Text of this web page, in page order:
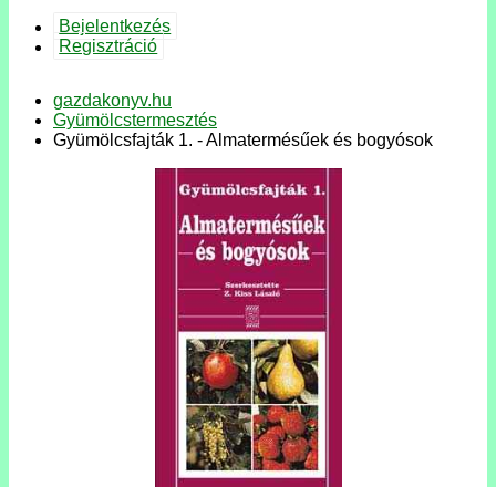
Bejelentkezés
Regisztráció
gazdakonyv.hu
Gyümölcstermesztés
Gyümölcsfajták 1. - Almatermésűek és bogyósok